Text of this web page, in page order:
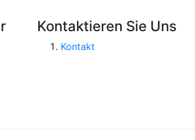
Kontaktieren Sie Uns
Kontakt